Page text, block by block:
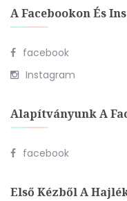
A Facebookon És
facebook
Instagram
Alapítványunk A
facebook
Első Kézből A